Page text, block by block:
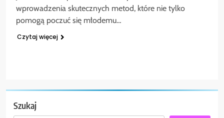
wprowadzenia skutecznych metod, które nie tylko
pomogą poczuć się młodemu…
Czytaj więcej
Szukaj